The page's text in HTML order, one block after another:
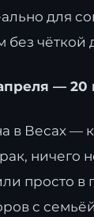
для
без
— 20
в Весах —
ничего
просто
с